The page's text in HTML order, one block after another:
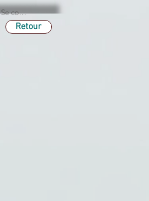
Se connecter
Retour